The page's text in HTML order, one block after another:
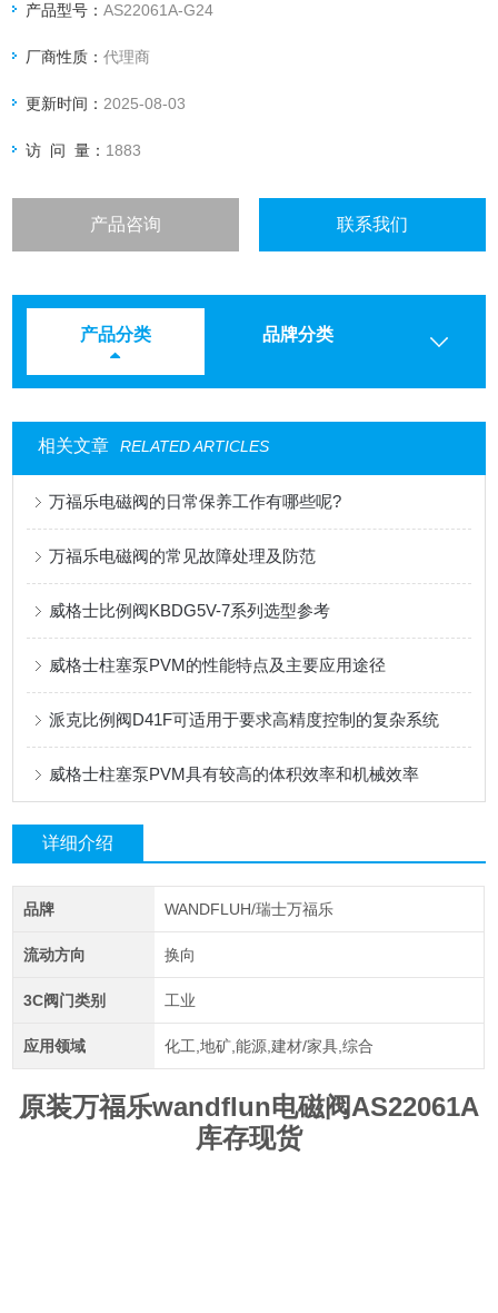
产品型号：AS22061A-G24
厂商性质：代理商
更新时间： 2025-08-03
访 问 量： 1883
产品咨询 联系我们
产品分类 品牌分类
相关文章 RELATED ARTICLES
万福乐电磁阀的日常保养工作有哪些呢?
万福乐电磁阀的常见故障处理及防范
威格士比例阀KBDG5V-7系列选型参考
威格士柱塞泵PVM的性能特点及主要应用途径
派克比例阀D41F可适用于要求高精度控制的复杂系统
威格士柱塞泵PVM具有较高的体积效率和机械效率
详细介绍
品牌 WANDFLUH/瑞士万福乐
流动方向 换向
3C阀门类别 工业
应用领域 化工,地矿,能源,建材/家具,综合
原装万福乐wandflun电磁阀AS22061A
库存现货